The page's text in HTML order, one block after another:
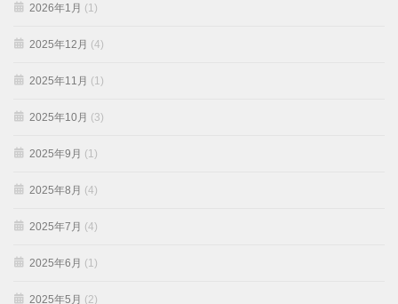
2026年1月 (1)
2025年12月 (4)
2025年11月 (1)
2025年10月 (3)
2025年9月 (1)
2025年8月 (4)
2025年7月 (4)
2025年6月 (1)
2025年5月 (2)